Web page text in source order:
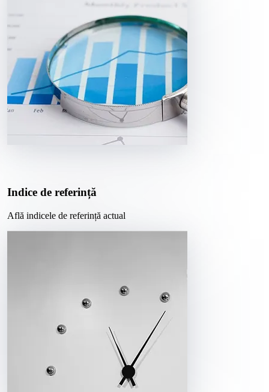
Indice de referință
Află indicele de referință actual